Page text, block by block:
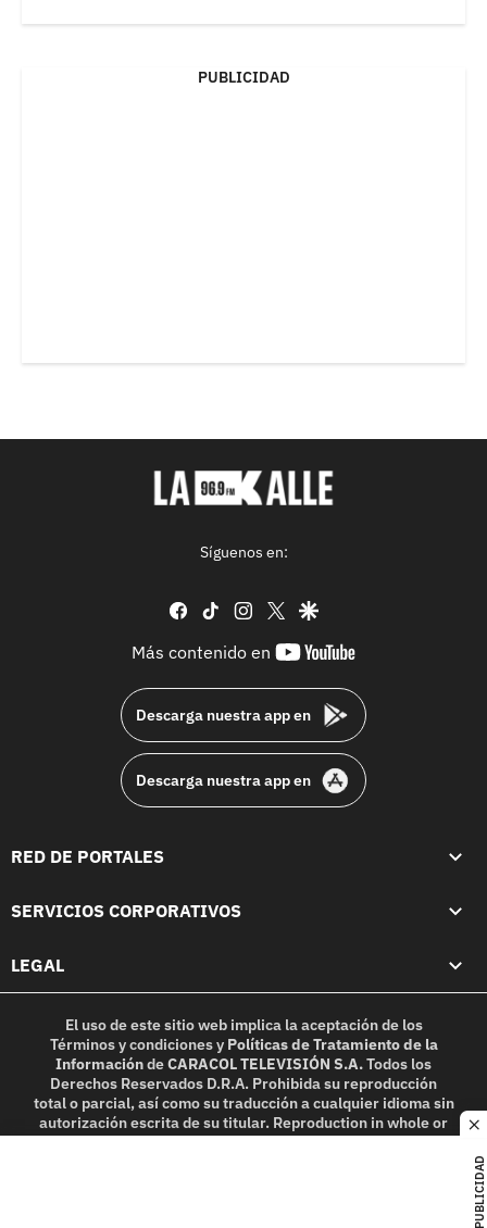
PUBLICIDAD
PUBLICIDAD
Síguenos en:
facebook
tiktok instagram
twittergoogle
Más contenido en
youtube-
Descarga nuestra app en
Descarga nuestra app en
RED DE PORTALES
SERVICIOS CORPORATIVOS
LEGAL
El uso de este sitio web implica la aceptación de los
Términos y condicionesy Políticas de Tratamiento de la
InformacióndeCARACOL TELEVISIÓN S.A.Todos los
Derechos Reservados D.R.A. Prohibida su reproducción
total o parcial, así como su traducción a cualquier idioma sin
autorización escrita de su titular. Reproduction in whole or
in part, or translation without written permission is